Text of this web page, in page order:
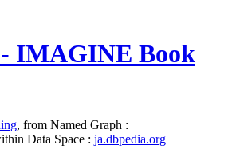
IMAGINE Book
, from Named Graph :
Data Space : ja.dbpedia.org